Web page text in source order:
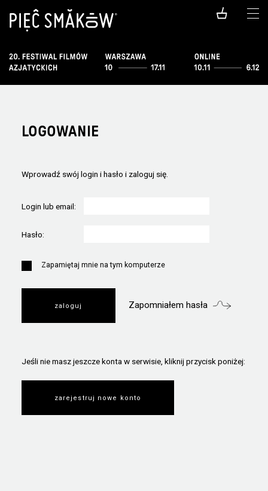
LOGOWANIE
Wprowadź swój login i hasło i zaloguj się.
Login lub email:
Hasło:
Zapamiętaj mnie na tym komputerze
Zapomniałem hasła
Jeśli nie masz jeszcze konta w serwisie, kliknij przycisk poniżej:
zarejestruj nowe konto